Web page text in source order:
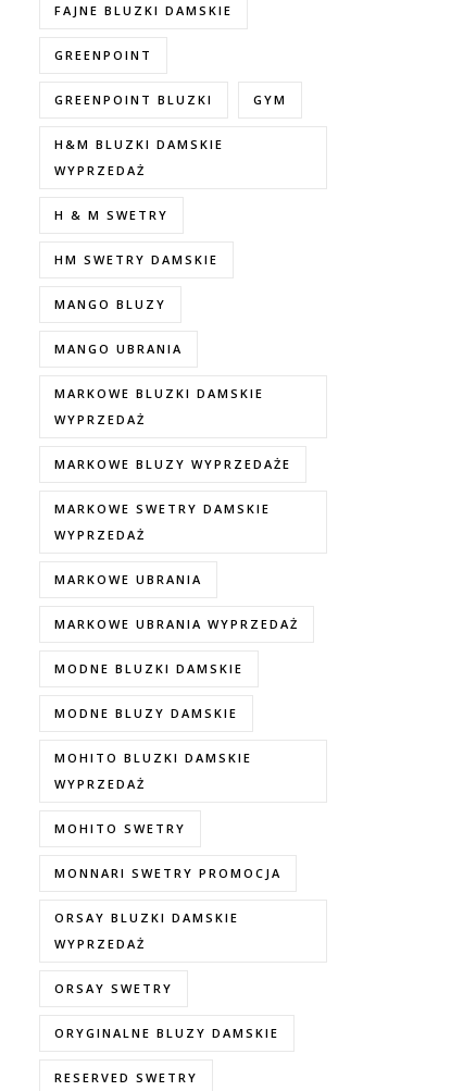
FAJNE BLUZKI DAMSKIE
GREENPOINT
GREENPOINT BLUZKI GYM
H&M BLUZKI DAMSKIE
WYPRZEDAŻ
H & M SWETRY
HM SWETRY DAMSKIE
MANGO BLUZY
MANGO UBRANIA
MARKOWE BLUZKI DAMSKIE
WYPRZEDAŻ
MARKOWE BLUZY WYPRZEDAŻE
MARKOWE SWETRY DAMSKIE
WYPRZEDAŻ
MARKOWE UBRANIA
MARKOWE UBRANIA WYPRZEDAŻ
MODNE BLUZKI DAMSKIE
MODNE BLUZY DAMSKIE
MOHITO BLUZKI DAMSKIE
WYPRZEDAŻ
MOHITO SWETRY
MONNARI SWETRY PROMOCJA
ORSAY BLUZKI DAMSKIE
WYPRZEDAŻ
ORSAY SWETRY
ORYGINALNE BLUZY DAMSKIE
RESERVED SWETRY